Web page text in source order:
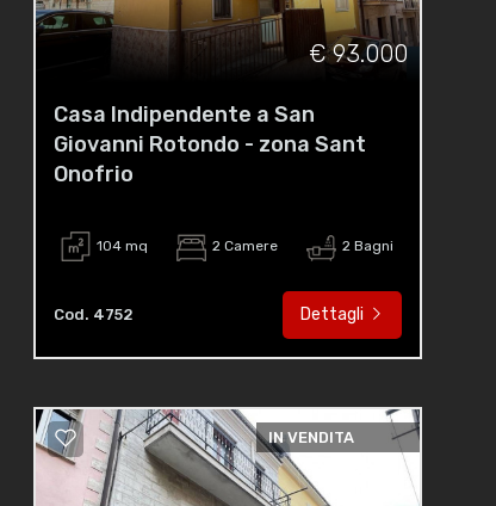
€ 93.000
Casa Indipendente a San
Giovanni Rotondo - zona Sant
Onofrio
104 mq 2 Camere 2 Bagni
Cod. 4752 Dettagli
IN VENDITA